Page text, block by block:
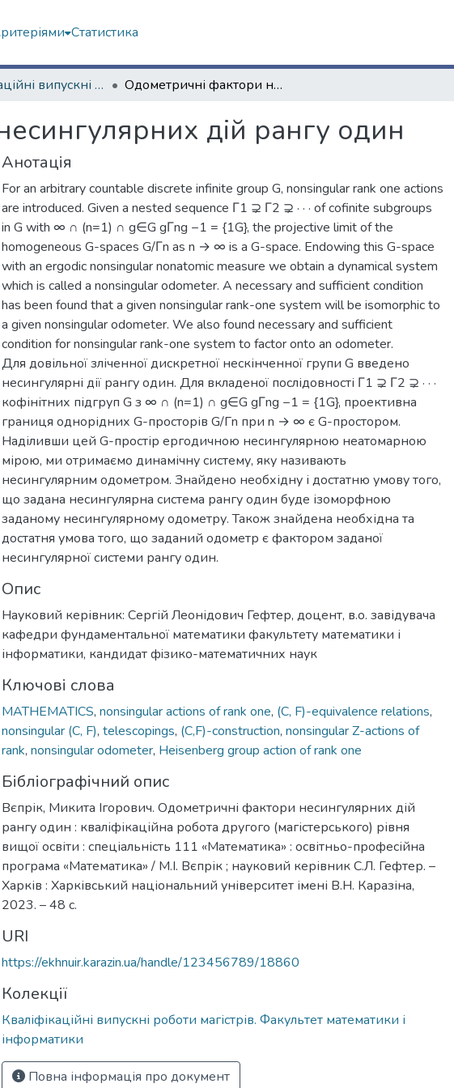
Статистика
Кваліфікаційні випускні роботи магістрів. Факультет математики і інформатики Одометричні фактори несингулярних дій рангу один
дій рангу один
Анотація
For an arbitrary countable discrete infinite group G, nonsingular rank one actions
are introduced. Given a nested sequence Γ1 ⊋ Γ2 ⊋ · · · of cofinite subgroups
in G with ∞ ∩ (n=1) ∩ g∈G gΓng −1 = {1G}, the projective limit of the
homogeneous G-spaces G/Γn as n → ∞ is a G-space. Endowing this G-space
with an ergodic nonsingular nonatomic measure we obtain a dynamical system
which is called a nonsingular odometer. A necessary and sufficient condition
has been found that a given nonsingular rank-one system will be isomorphic to
a given nonsingular odometer. We also found necessary and sufficient
condition for nonsingular rank-one system to factor onto an odometer.
Для довільної зліченної дискретної нескінченної групи G введено
несингулярні дії рангу один. Для вкладеної послідовності Γ1 ⊋ Γ2 ⊋ · · ·
кофінітних підгруп G з ∞ ∩ (n=1) ∩ g∈G gΓng −1 = {1G}, проективна
границя однорідних G-просторів G/Гn при n → ∞ є G-простором.
Наділивши цей G-простір ергодичною несингулярною неатомарною
мірою, ми отримаємо динамічну систему, яку називають
несингулярним одометром. Знайдено необхідну і достатню умову того,
що задана несингулярна система рангу один буде ізоморфною
заданому несингулярному одометру. Також знайдена необхідна та
достатня умова того, що заданий одометр є фактором заданої
несингулярної системи рангу один.
Опис
Науковий керівник: Сергій Леонідович Гефтер, доцент, в.о. завідувача
кафедри фундаментальної математики факультету математики і
інформатики, кандидат фiзико-математичних наук
Ключові слова
MATHEMATICS, nonsingular actions of rank one, (C, F)-equivalence relations,
nonsingular (C, F), telescopings, (C,F)-construction, nonsingular Z-actions of
rank, nonsingular odometer, Heisenberg group action of rank one
Бібліографічний опис
Вєпрік, Микита Ігорович. Одометричні фактори несингулярних дій
рангу один : кваліфікаційна робота другого (магістерського) рівня
вищої освіти : спеціальність 111 «Математика» : освітньо-професійна
програма «Математика» / М.І. Вєпрік ; науковий керівник С.Л. Гефтер. –
Харків : Харківський національний університет імені В.Н. Каразіна,
2023. – 48 с.
URI
https://ekhnuir.karazin.ua/handle/123456789/18860
Колекції
Кваліфікаційні випускні роботи магістрів. Факультет математики і
інформатики
Повна інформація про документ